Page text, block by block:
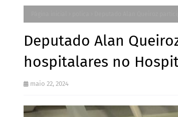
Deputado Alan
hospitalares no
maio 22, 2024